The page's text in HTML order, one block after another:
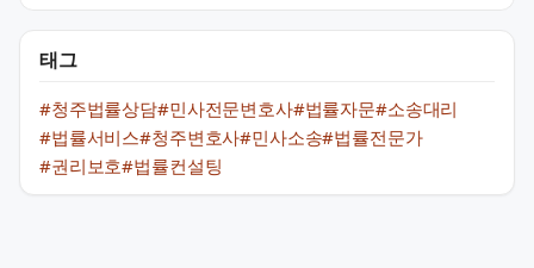
태그
#청주법률상담#민사전문변호사#법률자문#소송대리
#법률서비스#청주변호사#민사소송#법률전문가
#권리보호#법률컨설팅